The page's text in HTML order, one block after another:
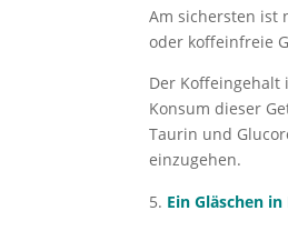
Am sichersten ist
oder koffeinfreie
Der Koffeingehalt
Konsum dieser
Taurin und
einzugehen.
Ein Gläschen